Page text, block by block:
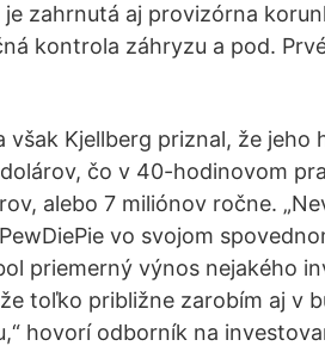
zahrnutá aj provizórna
kontrola záhryzu a pod.
Kjellberg priznal, že jeho
čo v 40-hodinovom
alebo 7 miliónov ročne.
vo svojom
priemerný výnos nejakého
toľko približne zarobím aj v
hovorí odborník na